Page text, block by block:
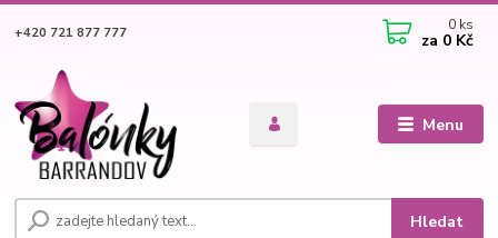
Menu
Hledat
+420 721 877 777 0 ks
za 0 Kč